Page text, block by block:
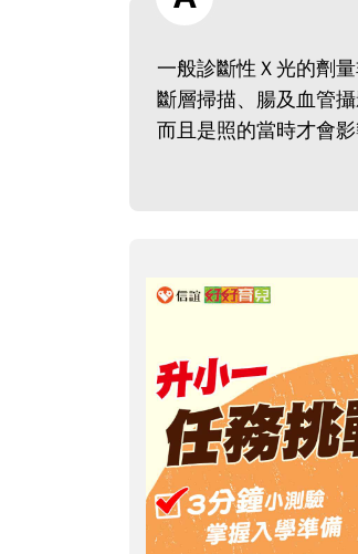
一般診斷性Ｘ光的劑
斷層掃描、腸及血管
而且是照的當時才會